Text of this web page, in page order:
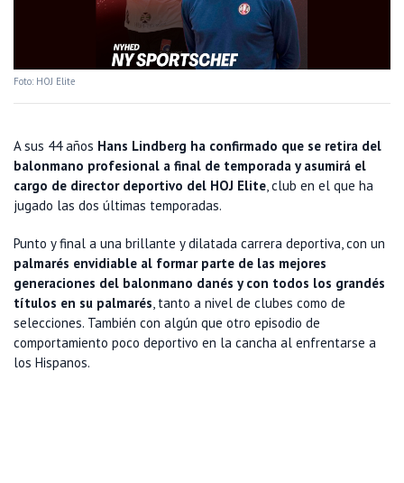
Foto: HOJ Elite
A sus 44 años Hans Lindberg ha confirmado que se retira del
balonmano profesional a final de temporada y asumirá el
cargo de director deportivo del HOJ Elite, club en el que ha
jugado las dos últimas temporadas.
Punto y final a una brillante y dilatada carrera deportiva, con un
palmarés envidiable al formar parte de las mejores
generaciones del balonmano danés y con todos los grandés
títulos en su palmarés, tanto a nivel de clubes como de
selecciones. También con algún que otro episodio de
comportamiento poco deportivo en la cancha al enfrentarse a
los Hispanos.